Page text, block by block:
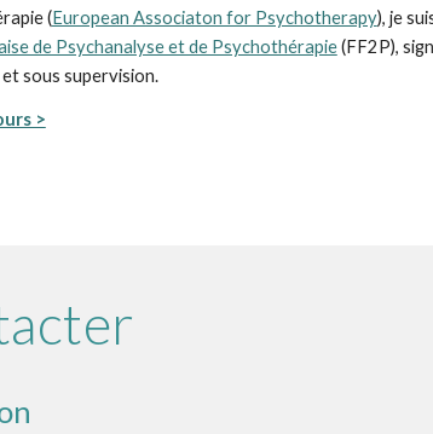
(European Associaton for Psychotherapy), je
de Psychanalyse et de Psychothérapie(FF2P),
sous supervision.
>